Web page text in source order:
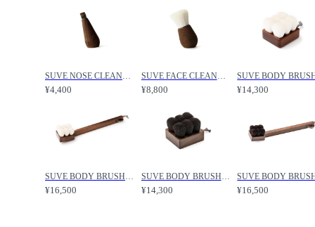
SUVE NOSE CLEANSING BRUSH / スーヴェ ノーズクレンジングブラシ /
¥4,400
SUVE FACE CLEANSING BRUSH / スーヴェ フェイスクレンジングブラシ /
¥8,800 ¥14,300
SUVE BODY BRUSH LONG / スーヴェ ボディブラシ ロング /
¥16,500
SUVE BODY BRUSH SHORT HARD / スーヴェ ボディブラシ ショート ハード /
¥14,300 ¥16,500